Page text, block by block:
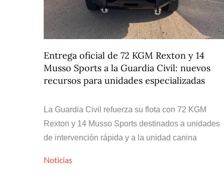
Entrega oficial de 72 KGM Rexton y 14
Musso Sports a la Guardia Civil: nuevos
recursos para unidades especializadas
La Guardia Civil refuerza su flota con 72 KGM
Rexton y 14 Musso Sports destinados a unidades
de intervención rápida y a la unidad canina
Noticias